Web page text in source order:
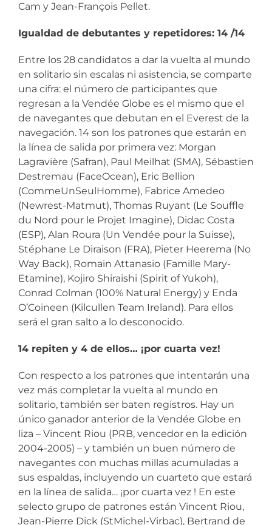
Cam y Jean-François Pellet.
Igualdad de debutantes y repetidores: 14 /14
Entre los 28 candidatos a dar la vuelta al mundo
en solitario sin escalas ni asistencia, se comparte
una cifra: el número de participantes que
regresan a la Vendée Globe es el mismo que el
de navegantes que debutan en el Everest de la
navegación. 14 son los patrones que estarán en
la línea de salida por primera vez: Morgan
Lagravière (Safran), Paul Meilhat (SMA), Sébastien
Destremau (FaceOcean), Eric Bellion
(CommeUnSeulHomme), Fabrice Amedeo
(Newrest-Matmut), Thomas Ruyant (Le Souffle
du Nord pour le Projet Imagine), Didac Costa
(ESP), Alan Roura (Un Vendée pour la Suisse),
Stéphane Le Diraison (FRA), Pieter Heerema (No
Way Back), Romain Attanasio (Famille Mary-
Etamine), Kojiro Shiraishi (Spirit of Yukoh),
Conrad Colman (100% Natural Energy) y Enda
O’Coineen (Kilcullen Team Ireland). Para ellos
será el gran salto a lo desconocido.
14 repiten y 4 de ellos… ¡por cuarta vez!
Con respecto a los patrones que intentarán una
vez más completar la vuelta al mundo en
solitario, también ser baten registros. Hay un
único ganador anterior de la Vendée Globe en
liza – Vincent Riou (PRB, vencedor en la edición
2004-2005) – y también un buen número de
navegantes con muchas millas acumuladas a
sus espaldas, incluyendo un cuarteto que estará
en la línea de salida… ¡por cuarta vez ! En este
selecto grupo de patrones están Vincent Riou,
Jean-Pierre Dick (StMichel-Virbac), Bertrand de